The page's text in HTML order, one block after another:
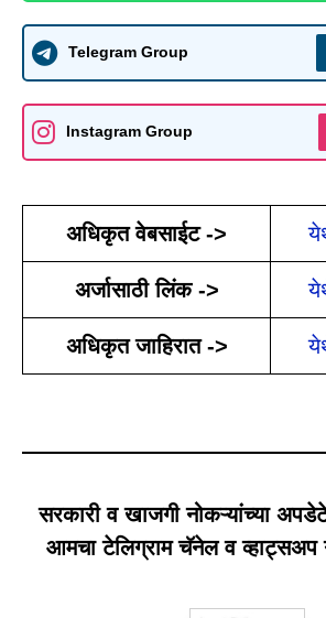
Telegram Group
Instagram Group
अधिकृत वेबसाईट ->
अर्जासाठी लिंक ->
अधिकृत जाहिरात ->
सरकारी व खाजगी नोकऱ्यांच्या
आमचा टेलिग्राम चॅनेल व व्हाट्सअप